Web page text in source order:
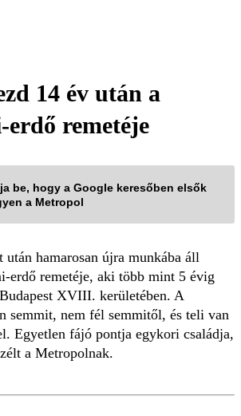
14 év után a
remetéje
be, hogy a Google keresőben elsők
a Metropol
után hamarosan újra munkába áll
erdő remetéje, aki több mint 5 évig
XVIII. kerületében. A
semmit, nem fél semmitől, és teli van
Egyetlen fájó pontja egykori családja,
a Metropolnak.